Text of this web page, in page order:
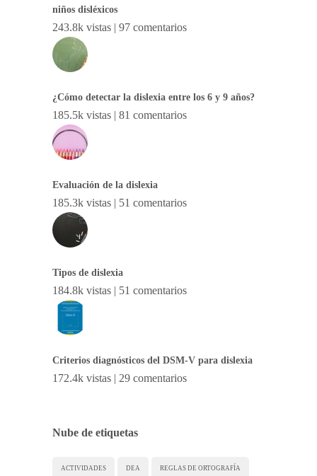
niños disléxicos
243.8k vistas | 97 comentarios
¿Cómo detectar la dislexia entre los 6 y 9 años?
185.5k vistas | 81 comentarios
Evaluación de la dislexia
185.3k vistas | 51 comentarios
Tipos de dislexia
184.8k vistas | 51 comentarios
Criterios diagnósticos del DSM-V para dislexia
172.4k vistas | 29 comentarios
Nube de etiquetas
ACTIVIDADES DEA REGLAS DE ORTOGRAFÍA